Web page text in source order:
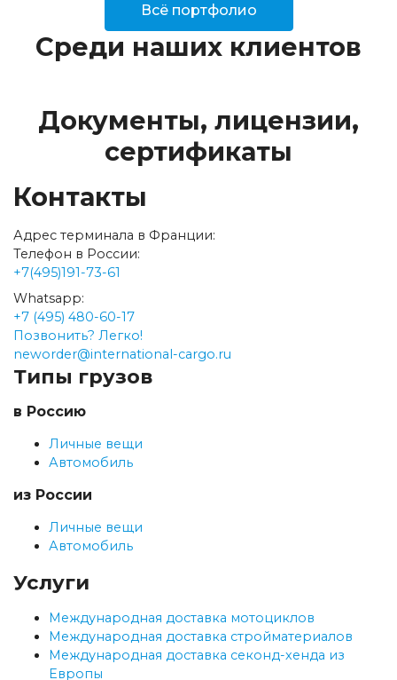
Всё портфолио
Среди наших клиентов
Документы, лицензии,
сертификаты
Контакты
Адрес терминала в Франции:
Телефон в России:
+7(495)191-73-61
Whatsapp:
+7 (495) 480-60-17
Позвонить? Легко!
neworder@international-cargo.ru
Типы грузов
в Россию
Личные вещи
Автомобиль
из России
Личные вещи
Автомобиль
Услуги
Международная доставка мотоциклов
Международная доставка стройматериалов
Международная доставка секонд-хенда из
Европы